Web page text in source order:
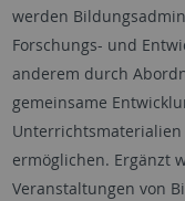
werden
Forschungs- und
anderem durch
gemeinsame
ermöglichen. Ergänzt
Veranstaltungen von